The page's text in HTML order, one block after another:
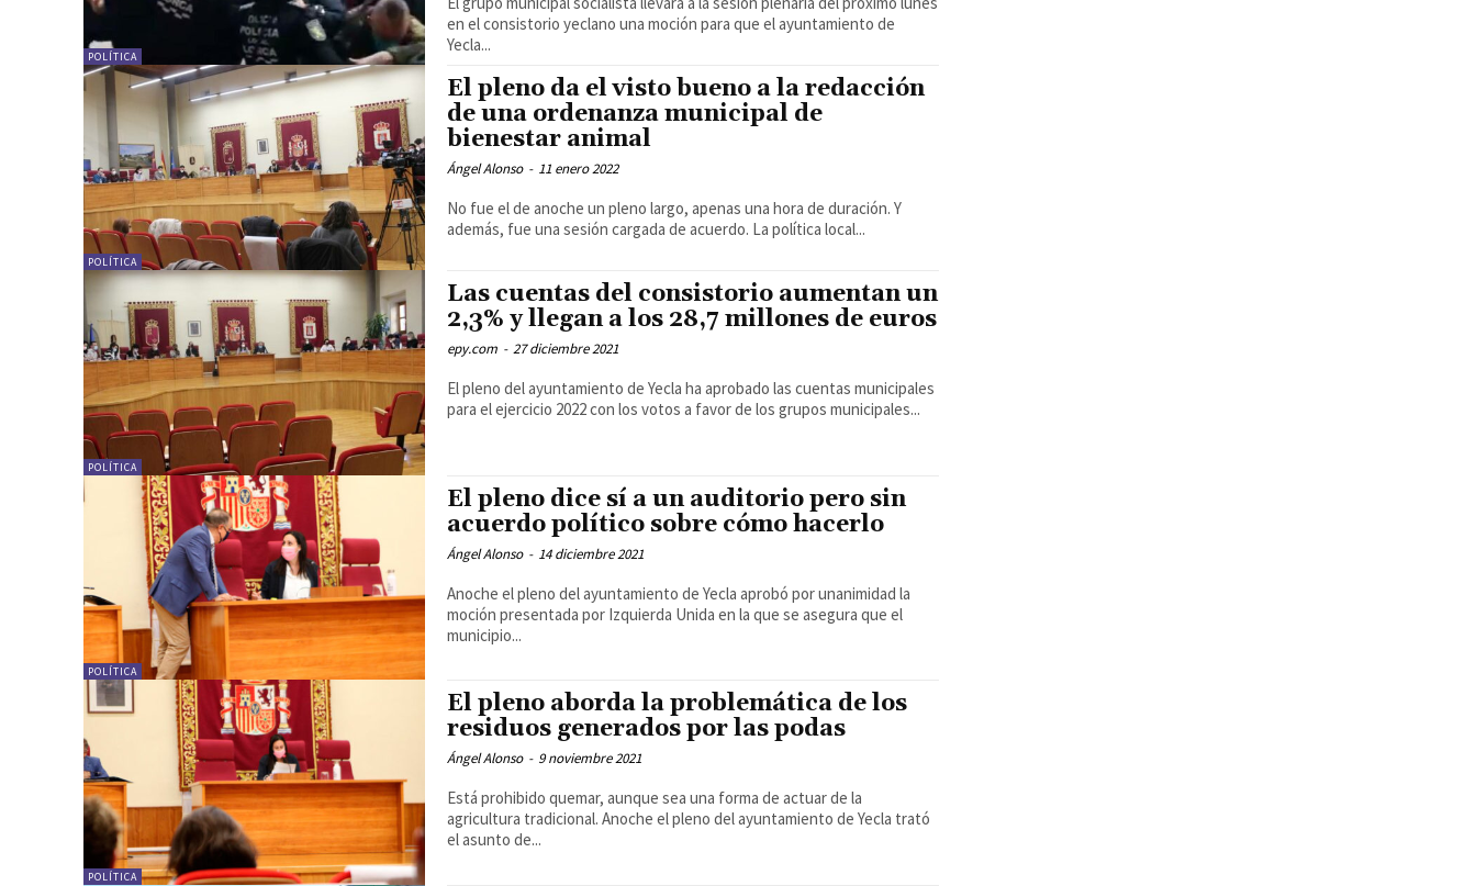
POLÍTICA
en el consistorio yeclano una moción para que el ayuntamiento de
Yecla...
POLÍTICA
El pleno da el visto bueno a la redacción
de una ordenanza municipal de
bienestar animal
Ángel Alonso - 11 enero 2022
No fue el de anoche un pleno largo, apenas una hora de duración. Y
además, fue una sesión cargada de acuerdo. La política local...
POLÍTICA
Las cuentas del consistorio aumentan un
2,3% y llegan a los 28,7 millones de euros
epy.com - 27 diciembre 2021
El pleno del ayuntamiento de Yecla ha aprobado las cuentas municipales
para el ejercicio 2022 con los votos a favor de los grupos municipales...
POLÍTICA
El pleno dice sí a un auditorio pero sin
acuerdo político sobre cómo hacerlo
Ángel Alonso - 14 diciembre 2021
Anoche el pleno del ayuntamiento de Yecla aprobó por unanimidad la
moción presentada por Izquierda Unida en la que se asegura que el
municipio...
POLÍTICA
El pleno aborda la problemática de los
residuos generados por las podas
Ángel Alonso - 9 noviembre 2021
Está prohibido quemar, aunque sea una forma de actuar de la
agricultura tradicional. Anoche el pleno del ayuntamiento de Yecla trató
el asunto de...